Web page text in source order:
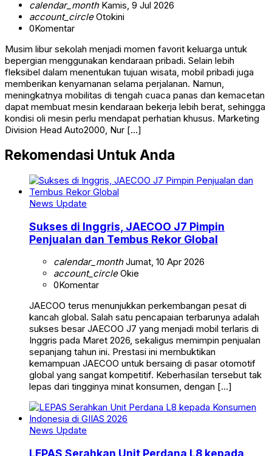
calendar_monthKamis, 9 Jul 2026
account_circleOtokini
0Komentar
Musim libur sekolah menjadi momen favorit keluarga untuk
bepergian menggunakan kendaraan pribadi. Selain lebih
fleksibel dalam menentukan tujuan wisata, mobil pribadi juga
memberikan kenyamanan selama perjalanan. Namun,
meningkatnya mobilitas di tengah cuaca panas dan kemacetan
dapat membuat mesin kendaraan bekerja lebih berat, sehingga
kondisi oli mesin perlu mendapat perhatian khusus. Marketing
Division Head Auto2000, Nur […]
Rekomendasi Untuk Anda
News Update
Sukses di Inggris, JAECOO J7 Pimpin
Penjualan dan Tembus Rekor Global
calendar_monthJumat, 10 Apr 2026
account_circleOkie
0Komentar
JAECOO terus menunjukkan perkembangan pesat di
kancah global. Salah satu pencapaian terbarunya adalah
sukses besar JAECOO J7 yang menjadi mobil terlaris di
Inggris pada Maret 2026, sekaligus memimpin penjualan
sepanjang tahun ini. Prestasi ini membuktikan
kemampuan JAECOO untuk bersaing di pasar otomotif
global yang sangat kompetitif. Keberhasilan tersebut tak
lepas dari tingginya minat konsumen, dengan […]
News Update
LEPAS Serahkan Unit Perdana L8 kepada